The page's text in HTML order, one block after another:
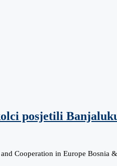
posjetili
Cooperation in Europe